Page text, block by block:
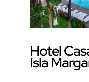
Hotel
Isla